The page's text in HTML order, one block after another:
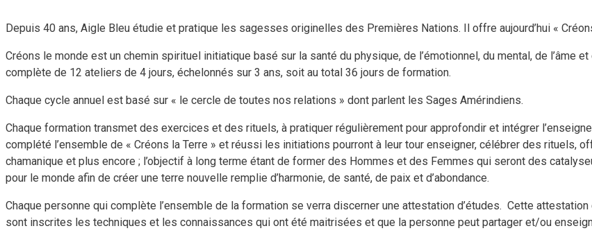
Depuis 40 ans, Aigle Bleu étudie et pratique les sagesses originelles des Premières Nations. Il offre aujourd’hui «
Créons le monde est un chemin spirituel initiatique basé sur la santé du physique, de l’émotionnel, du mental, de l’âme
complète de 12 ateliers de 4 jours, échelonnés sur 3 ans, soit au total 36 jours de formation.
Chaque cycle annuel est basé sur « le cercle de toutes nos relations » dont parlent les Sages Amérindiens.
Chaque formation transmet des exercices et des rituels, à pratiquer régulièrement pour approfondir et intégrer
complété l’ensemble de « Créons la Terre » et réussi les initiations pourront à leur tour enseigner, célébrer des rituels,
chamanique et plus encore ; l’objectif à long terme étant de former des Hommes et des Femmes qui seront des
pour le monde afin de créer une terre nouvelle remplie d’harmonie, de santé, de paix et d’abondance.
Chaque personne qui complète l’ensemble de la formation se verra discerner une attestation d’études. Cette attestation
sont inscrites les techniques et les connaissances qui ont été maitrisées et que la personne peut partager et/ou